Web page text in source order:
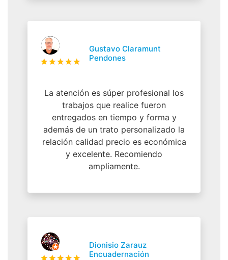
Gustavo Claramunt
Pendones
La atención es súper profesional los
trabajos que realice fueron
entregados en tiempo y forma y
además de un trato personalizado la
relación calidad precio es económica
y excelente. Recomiendo
ampliamente.
Dionisio Zarauz
Encuadernación